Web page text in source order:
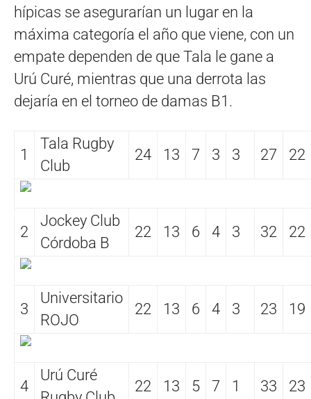
hípicas se asegurarían un lugar en la
máxima categoría el año que viene, con un
empate dependen de que Tala le gane a
Urú Curé, mientras que una derrota las
dejaría en el torneo de damas B1.
1
Tala Rugby
Club
24 13 7 3 3 27 22
2
Jockey Club
Córdoba B
22 13 6 4 3 32 22
3
Universitario
ROJO
22 13 6 4 3 23 19
4
Urú Curé
22 13 5 7 1 33 23